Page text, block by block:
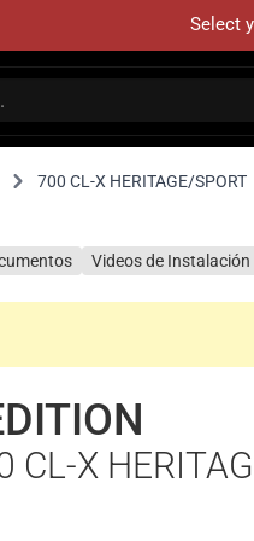
Select
700 CL-X HERITAGE/SPORT
Videos de Instalación
CL-X